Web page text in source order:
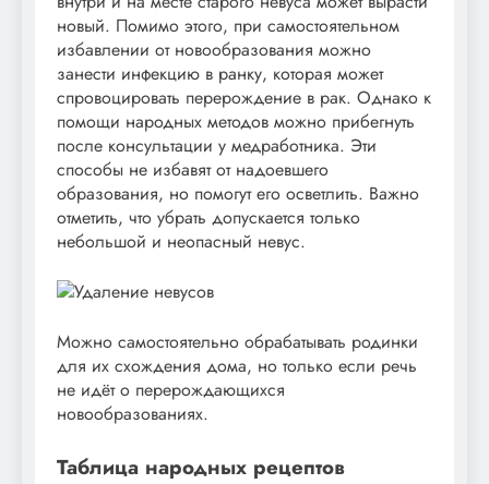
новый. Помимо этого, при самостоятельном
избавлении от новообразования можно
занести инфекцию в ранку, которая может
спровоцировать перерождение в рак. Однако к
помощи народных методов можно прибегнуть
после консультации у медработника. Эти
способы не избавят от надоевшего
образования, но помогут его осветлить. Важно
отметить, что убрать допускается только
небольшой и неопасный невус.
Можно самостоятельно обрабатывать родинки
для их схождения дома, но только если речь
не идёт о перерождающихся
новообразованиях.
Таблица народных рецептов